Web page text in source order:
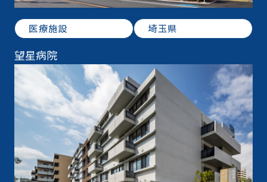
医療施設 埼玉県
望星病院